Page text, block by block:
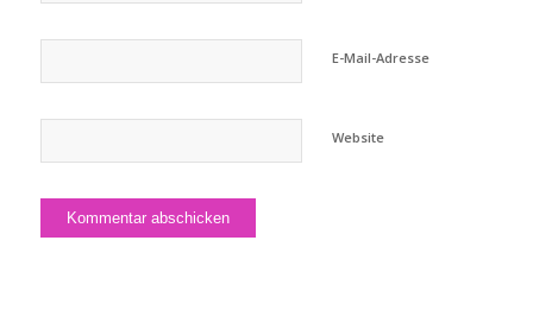
E-Mail-Adresse
Website